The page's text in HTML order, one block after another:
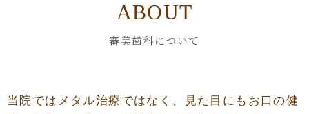
ABOUT
審美歯科について
当院ではメタル治療ではなく、見た目にもお口の健